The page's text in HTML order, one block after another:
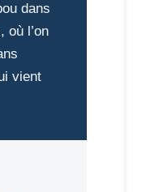
dans
où l’on
vient